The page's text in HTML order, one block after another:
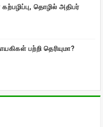
தொழில் அதிபர்
பற்றி தெரியுமா?